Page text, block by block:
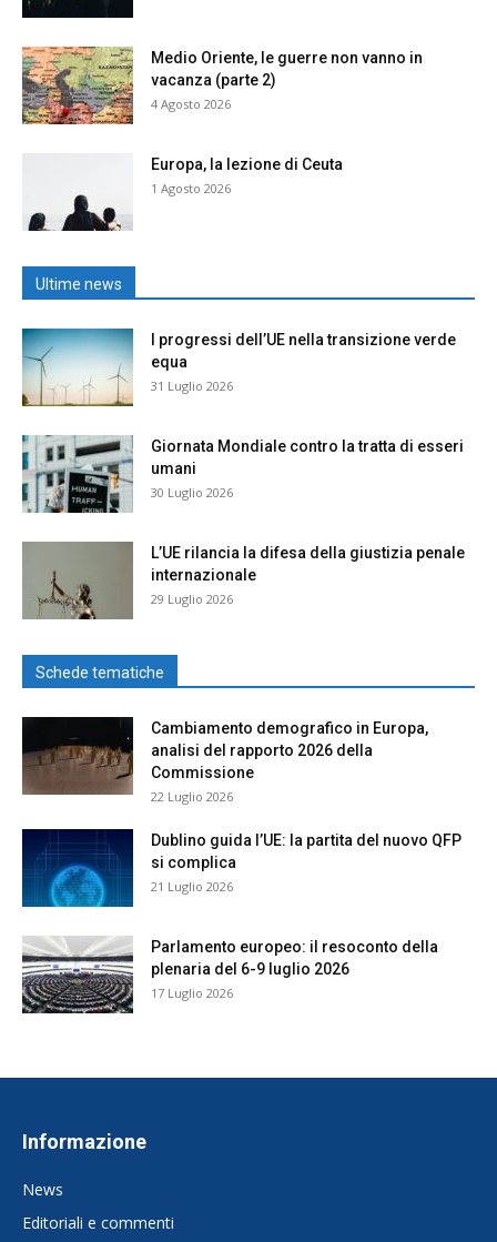
Medio Oriente, le guerre non vanno in
vacanza (parte 2)
4 Agosto 2026
Europa, la lezione di Ceuta
1 Agosto 2026
Ultime news
I progressi dell’UE nella transizione verde
equa
31 Luglio 2026
Giornata Mondiale contro la tratta di esseri
umani
30 Luglio 2026
L’UE rilancia la difesa della giustizia penale
internazionale
29 Luglio 2026
Schede tematiche
Cambiamento demografico in Europa,
analisi del rapporto 2026 della
Commissione
22 Luglio 2026
Dublino guida l’UE: la partita del nuovo QFP
si complica
21 Luglio 2026
Parlamento europeo: il resoconto della
plenaria del 6-9 luglio 2026
17 Luglio 2026
Informazione
News
Editoriali e commenti